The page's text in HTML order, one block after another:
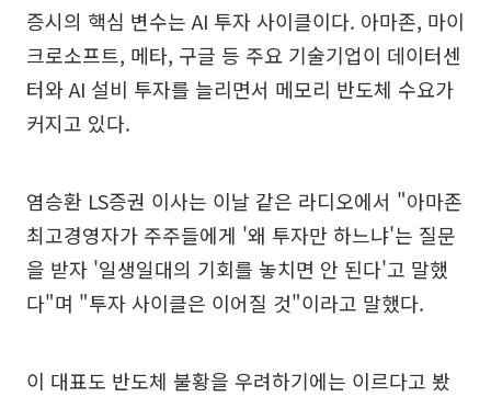
증시의 핵심 변수는 AI 투자 사이클이다. 아마존, 마이
크로소프트, 메타, 구글 등 주요 기술기업이 데이터센
터와 AI 설비 투자를 늘리면서 메모리 반도체 수요가
커지고 있다.
염승환 LS증권 이사는 이날 같은 라디오에서 "아마존
최고경영자가 주주들에게 '왜 투자만 하느냐'는 질문
을 받자 '일생일대의 기회를 놓치면 안 된다'고 말했
다"며 "투자 사이클은 이어질 것"이라고 말했다.
이 대표도 반도체 불황을 우려하기에는 이르다고 봤